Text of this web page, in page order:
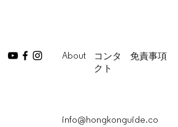
About
コンタ
クト
免責事項
info@hongkonguide.co